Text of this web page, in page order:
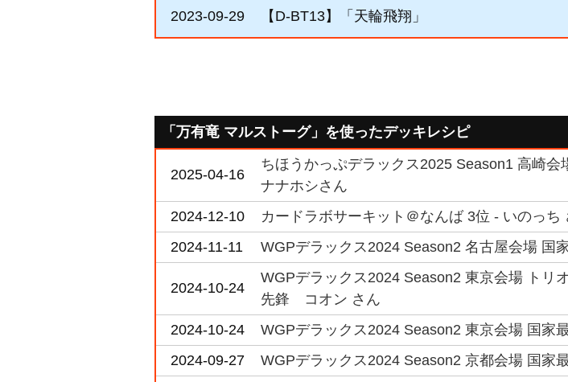
2023-09-29 【D-BT13】「天輪飛翔」
「万有竜 マルストーグ」を使ったデッキレシピ
2025-04-16
ちほうかっぷデラックス2025 Season1 高崎
ナナホシさん
2024-12-10
カードラボサーキット＠なんば 3位 - いのっち
2024-11-11
WGPデラックス2024 Season2 名古屋会場 国
2024-10-24
WGPデラックス2024 Season2 東京会場 ト
先鋒 コオン さん
2024-10-24
WGPデラックス2024 Season2 東京会場 国家
2024-09-27
WGPデラックス2024 Season2 京都会場 国家